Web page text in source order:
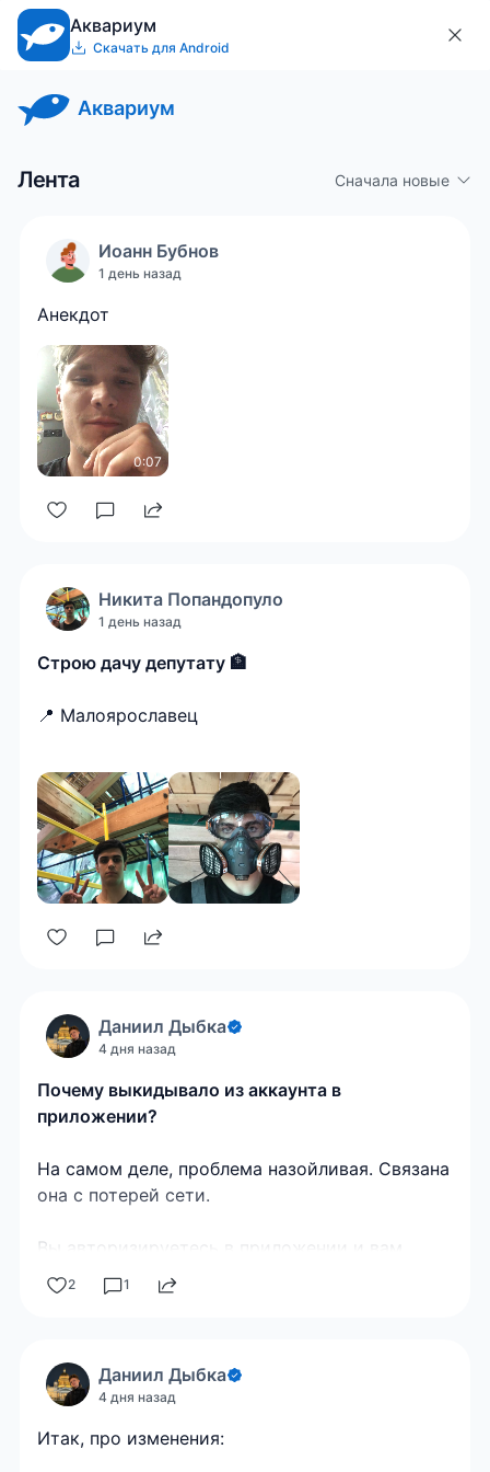
Аквариум
Скачать для Android
Аквариум
Лента Сначала новые
Иоанн Бубнов
1 день назад
Анекдот
0:07
Никита Попандопуло
1 день назад
Строю дачу депутату 🏦
📍 Малоярославец
Даниил Дыбка
4 дня назад
Почему выкидывало из аккаунта в
приложении?
На самом деле, проблема назойливая. Связана
она с потерей сети.
Вы авторизируетесь в приложении и вам
выдается токен — сертификат,
подтверждающий что у вас есть право на ваш
обновление этого сертификата, сам момент
того что обновить сертификат вы
зафиксировали, а дальше произошел какой-то
2 1
Даниил Дыбка
4 дня назад
Итак, про изменения: